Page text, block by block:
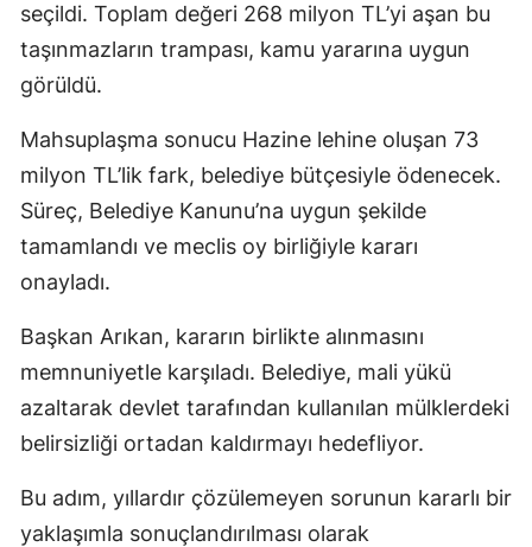
seçildi. Toplam değeri 268 milyon TL’yi aşan bu
taşınmazların trampası, kamu yararına uygun
görüldü.
Mahsuplaşma sonucu Hazine lehine oluşan 73
milyon TL’lik fark, belediye bütçesiyle ödenecek.
Süreç, Belediye Kanunu’na uygun şekilde
tamamlandı ve meclis oy birliğiyle kararı
onayladı.
Başkan Arıkan, kararın birlikte alınmasını
memnuniyetle karşıladı. Belediye, mali yükü
azaltarak devlet tarafından kullanılan mülklerdeki
belirsizliği ortadan kaldırmayı hedefliyor.
Bu adım, yıllardır çözülemeyen sorunun kararlı bir
yaklaşımla sonuçlandırılması olarak